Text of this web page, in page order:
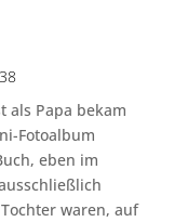
als Papa bekam
Fotoalbum
eben im
waren, auf